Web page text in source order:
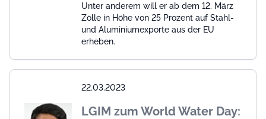
Unter anderem will er ab dem 12. März
Zölle in Höhe von 25 Prozent auf Stahl-
und Aluminiumexporte aus der EU
erheben.
22.03.2023
LGIM zum World Water Day: